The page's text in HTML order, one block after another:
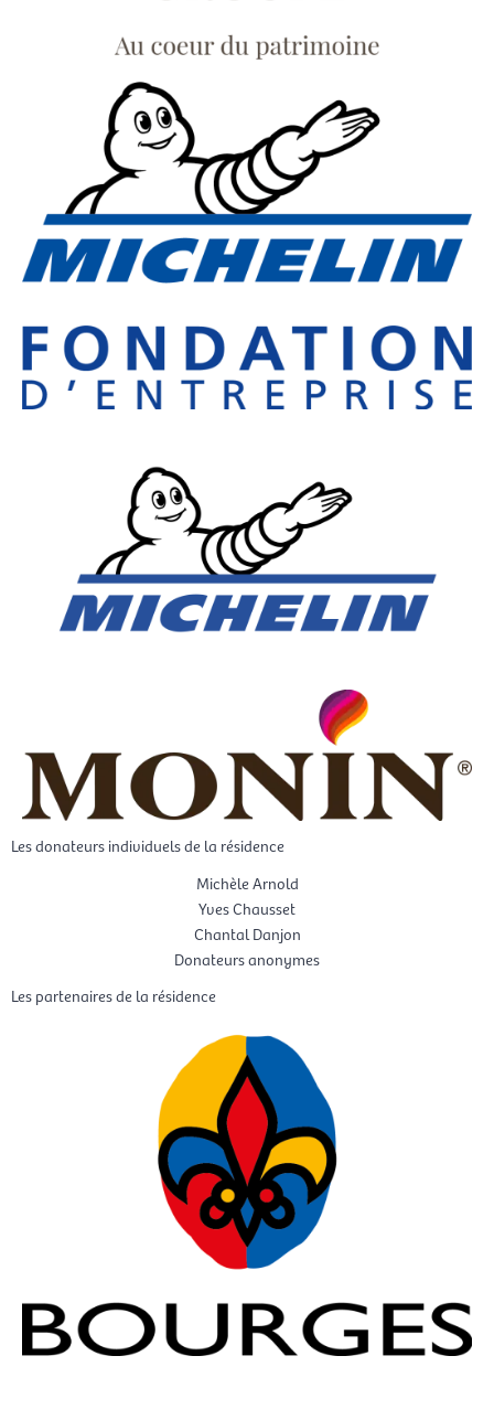
Les donateurs individuels de la résidence
Michèle Arnold
Yves Chausset
Chantal Danjon
Donateurs anonymes
Les partenaires de la résidence